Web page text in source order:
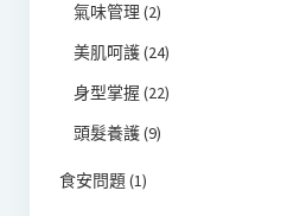
氣味管理 (2)
美肌呵護(24)
身型掌握 (22)
頭髮養護(9)
食安問題(1)